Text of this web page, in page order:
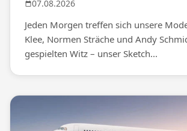
07.08.2026
Jeden Morgen treffen sich unsere
Klee, Normen Sträche und Andy
gespielten Witz – unser Sketch...